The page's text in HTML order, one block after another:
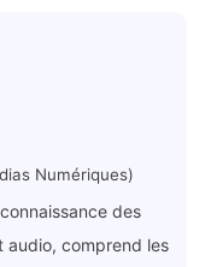
Numériques)
des
audio, comprend les